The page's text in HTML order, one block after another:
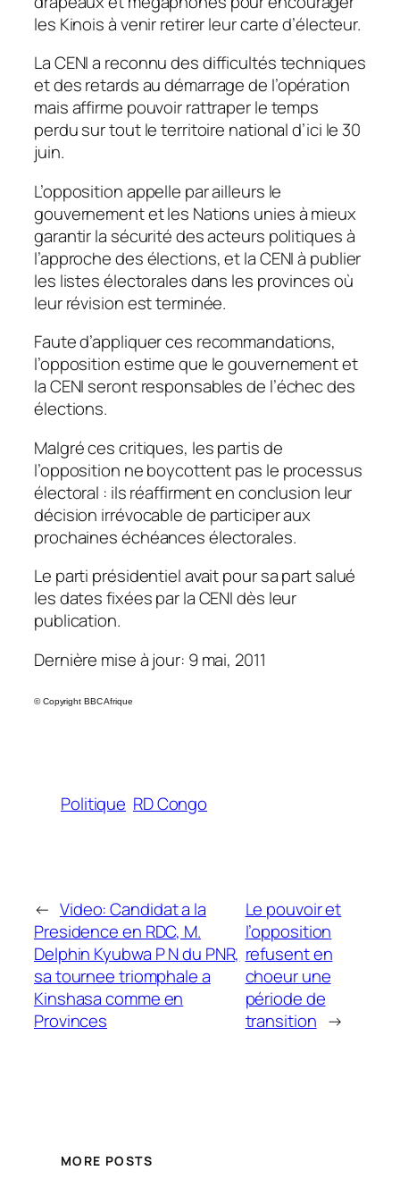
les Kinois à venir retirer leur carte d’électeur.
La CENI a reconnu des difficultés techniques
et des retards au démarrage de l’opération
mais affirme pouvoir rattraper le temps
perdu sur tout le territoire national d’ici le 30
juin.
L’opposition appelle par ailleurs le
gouvernement et les Nations unies à mieux
garantir la sécurité des acteurs politiques à
l’approche des élections, et la CENI à publier
les listes électorales dans les provinces où
leur révision est terminée.
Faute d’appliquer ces recommandations,
l’opposition estime que le gouvernement et
la CENI seront responsables de l’échec des
élections.
Malgré ces critiques, les partis de
l’opposition ne boycottent pas le processus
électoral : ils réaffirment en conclusion leur
décision irrévocable de participer aux
prochaines échéances électorales.
Le parti présidentiel avait pour sa part salué
les dates fixées par la CENI dès leur
publication.
Dernière mise à jour: 9 mai, 2011
©Copyright BBC Afrique
Politique RD Congo
← Video: Candidat a la
Presidence en RDC, M.
Delphin Kyubwa P N du PNR,
sa tournee triomphale a
Kinshasa comme en
Provinces
Le pouvoir et
l’opposition
refusent en
choeur une
période de
transition →
MORE POSTS